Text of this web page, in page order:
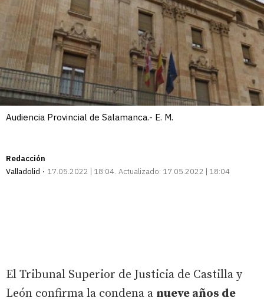
Audiencia Provincial de Salamanca.- E. M.
Redacción
Valladolid
17.05.2022 | 18:04 Actualizado: 17.05.2022 | 18:04
El Tribunal Superior de Justicia de Castilla y
León confirma la condena a nueve años de